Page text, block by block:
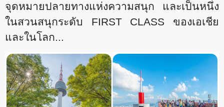
จุดหมายปลายทางแห่งความสนุก และเป็นหนึ่ง
ในสวนสนุกระดับ FIRST CLASS ของเอเชีย
และในโลก...